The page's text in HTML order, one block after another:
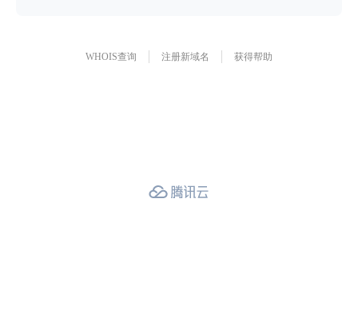
WHOIS查询 注册新域名 获得帮助